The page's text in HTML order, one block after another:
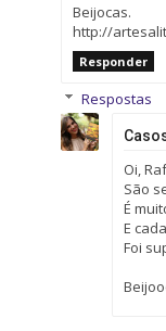
Beijocas.
http://
Responder
Respostas
Oi,
São
É
E
Foi